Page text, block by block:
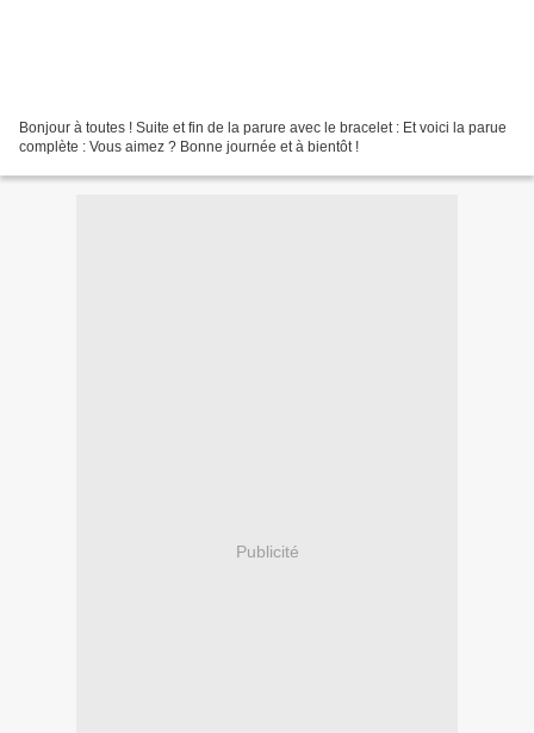
Bonjour à toutes ! Suite et fin de la parure avec le bracelet : Et voici la parue
complète : Vous aimez ? Bonne journée et à bientôt !
Publicité